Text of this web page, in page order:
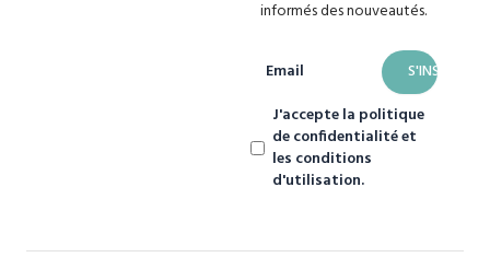
informés des nouveautés.
Email
J'accepte la politique
de confidentialité et
les conditions
d'utilisation.